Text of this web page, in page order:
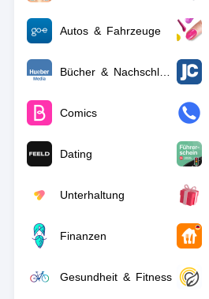
Autos & Fahrzeuge
Bücher & Nachschlagewerke
Comics
Dating
Unterhaltung
Finanzen
Gesundheit & Fitness